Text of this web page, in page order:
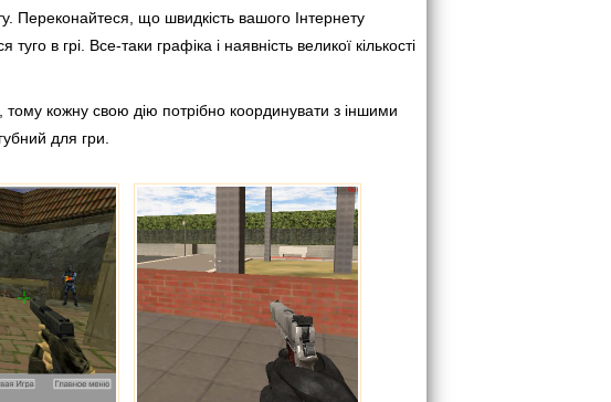
Переконайтеся, що швидкість вашого Інтернету
в грі. Все-таки графіка і наявність великої кількості
кожну свою дію потрібно координувати з іншими
для гри.